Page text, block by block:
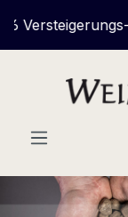
Zum Hauptinhalt